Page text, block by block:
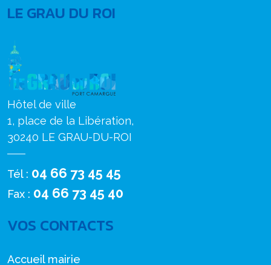
LE GRAU DU ROI
Hôtel de ville
1, place de la Libération,
30240 LE GRAU-DU-ROI
Tél : 04 66 73 45 45
Fax : 04 66 73 45 40
VOS CONTACTS
Accueil mairie